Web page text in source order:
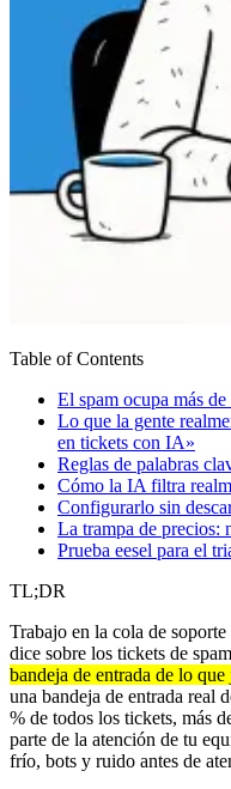
Table of Contents
El spam ocupa más
Lo que la gente
en tickets con IA»
Reglas de palabras
Cómo la IA filtra
Configurarlo sin
La trampa de precios:
Prueba eesel para el
TL;DR
Trabajo en la cola de
dice sobre los tickets de
bandeja de entrada de lo
una bandeja de entrada real
% de todos los tickets, más
parte de la atención de tu
frío, bots y ruido antes de